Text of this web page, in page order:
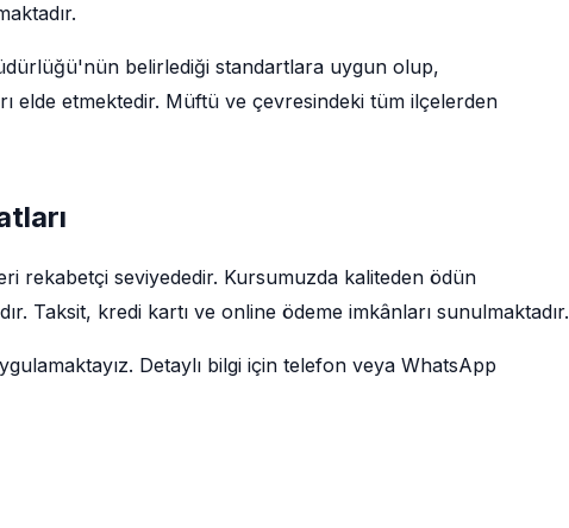
belirlediği standartlara uygun olup,
elde etmektedir. Müftü ve çevresindeki tüm ilçelerden
rekabetçi seviyededir. Kursumuzda kaliteden ödün
Taksit, kredi kartı ve online ödeme imkânları sunulmaktadır.
Detaylı bilgi için telefon veya WhatsApp